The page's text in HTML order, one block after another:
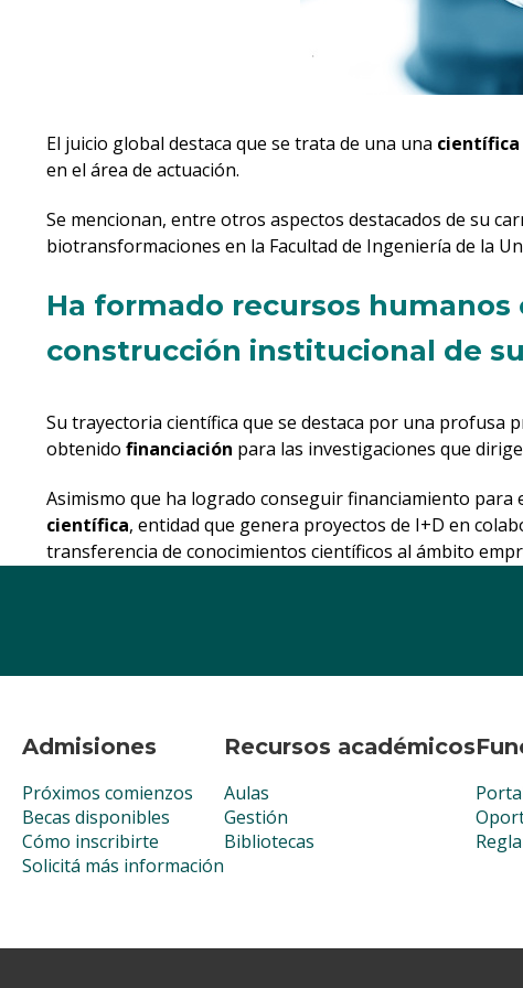
El juicio global destaca que se trata de una una científica
en el área de actuación.
Se mencionan, entre otros aspectos destacados de su
biotransformaciones en la Facultad de Ingeniería de la
Ha formado recursos
construcción institucional de
Su trayectoria científica que se destaca por una profusa
obtenido financiación para las investigaciones que
Asimismo que ha logrado conseguir financiamiento para
científica, entidad que genera proyectos de I+D en
transferencia de conocimientos científicos al ámbito
Admisiones
Próximos comienzos
Becas disponibles
Cómo inscribirte
Solicitá más información
Recursos académicos
Aulas
Gestión
Bibliotecas